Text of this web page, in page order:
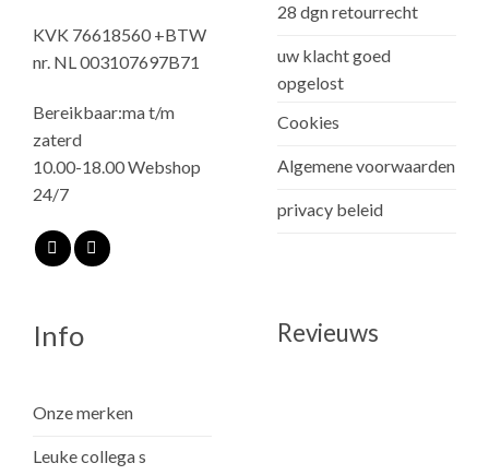
KVK 76618560 +BTW
nr. NL 003107697B71
Bereikbaar:ma t/m
zaterd
10.00-18.00 Webshop
24/7
28 dgn retourrecht
uw klacht goed
opgelost
Cookies
Algemene voorwaarden
privacy beleid
Info
Onze merken
Leuke collega s
Revieuws